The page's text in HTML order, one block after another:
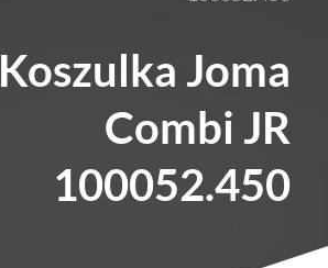
Koszulka Joma
Combi JR
100052.450